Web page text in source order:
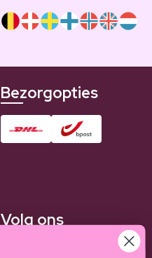
Bezorgopties
Volg ons